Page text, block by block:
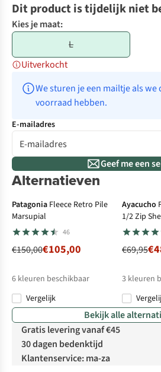
Dit product is tijdelijk niet
Kies je maat:
L
Uitverkocht
We sturen je een mailtje als
voorraad hebben.
E-mailadres
Geef me een
Alternatieven
Expert review
Patagonia Fleece Retro Pile
Marsupial
46
€150,00€105,00
6 kleuren beschikbaar
%
Vergelijk
Ayacucho
1/2 Zip
M
€69,95
3 kleuren
%
Bekijk alle
Gratis levering vanaf €45
30 dagen bedenktijd
Klantenservice: ma-za